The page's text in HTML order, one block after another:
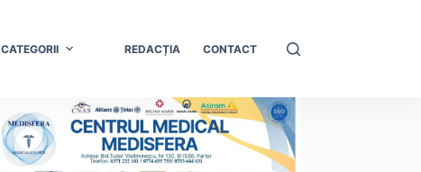
CATEGORII REDACȚIA CONTACT